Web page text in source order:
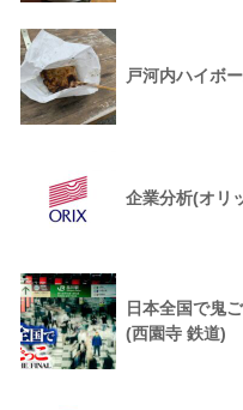
戸河内ハイボ
企業分析(オリ
日本全国で鬼
(西園寺 鉄道)